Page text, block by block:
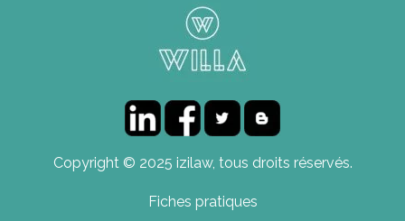
Copyright © 2025 izilaw, tous droits réservés.
Fiches pratiques